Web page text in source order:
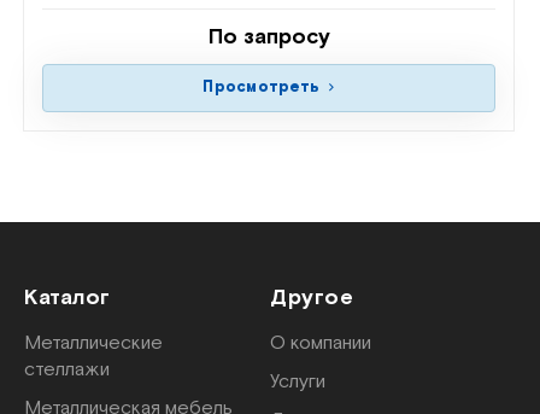
По запросу
Просмотреть
Каталог
Металлические
стеллажи
Металлическая мебель
Другое
О компании
Услуги